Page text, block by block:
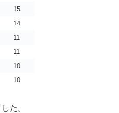
15
14
11
11
10
10
た。